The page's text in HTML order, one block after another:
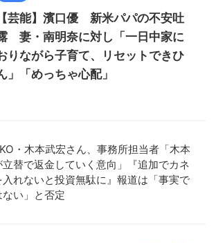
【芸能】濱口優 新米パパの不安吐
妻・南明奈に対し「一日中家に
りながら子育て、リセットできひ
」「めっちゃ心配」
・木本武宏さん、事務所担当者「木本
立替で返金していく意向」『追加でカネ
入れないと投資無駄に』報道は「事実で
ない」と否定